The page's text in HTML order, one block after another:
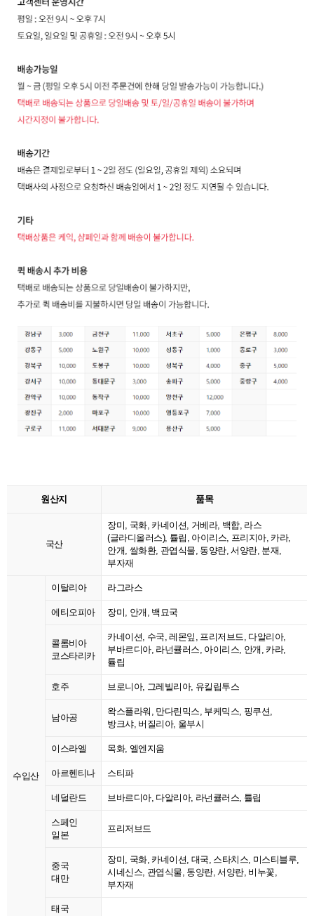
원산지 품목
국산
장미, 국화, 카네이션, 거베라, 백합, 라스
(글라디올러스), 튤립, 아이리스, 프리지아, 카라,
안개, 쌀화환, 관엽식물, 동양란, 서양란, 분재,
부자재
수입산
이탈리아 라그라스
에티오피아 장미, 안개, 백묘국
콜롬비아
코스타리카
카네이션, 수국, 레몬잎, 프리저브드, 다알리아,
부바르디아, 라넌큘러스, 아이리스, 안개, 카라,
튤립
호주 브로니아, 그레빌리아, 유킬립투스
남아공
왁스플라워, 만다린믹스, 부케믹스, 핑쿠션,
방크샤, 버질리아, 울부시
이스라엘 목화, 엘엔지움
아르헨티나 스티파
네덜란드 브바르디아, 다알리아, 라넌큘러스, 튤립
스페인
일본
프리저브드
중국
대만
장미, 국화, 카네이션, 대국, 스타치스, 미스티블루,
시네신스, 관엽식물, 동양란, 서양란, 비누꽃,
부자재
태국